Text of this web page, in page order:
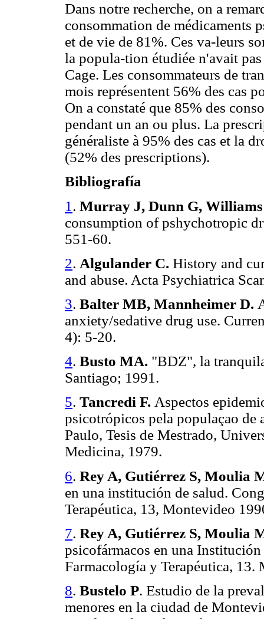
Dans notre recherche, on a
consommation de médicaments
et de vie de 81%. Ces va-leurs
la popula-tion étudiée n'avait
Cage. Les consommateurs de
mois représentent 56% des cas
On a constaté que 85% des
pendant un an ou plus. La
généraliste à 95% des cas et la
(52% des prescriptions).
Bibliografía
1 . Murray J, Dunn G, Williams
consumption of pshychotropic
551-60.
2. Algulander C. History and
and abuse. Acta Psychiatrica
3. Balter MB, Mannheimer D.
anxiety/sedative drug use.
4): 5-20.
4. Busto MA. "BDZ", la
Santiago; 1991.
5. Tancredi F. Aspectos
psicotrópicos pela populaçao de
Paulo, Tesis de Mestrado,
Medicina, 1979.
6. Rey A, Gutiérrez S, Moulia
en una institución de salud.
Terapéutica, 13, Montevideo
7. Rey A, Gutiérrez S, Moulia
psicofármacos en una
Farmacología y Terapéutica, 13.
8. Bustelo P. Estudio de la
menores en la ciudad de